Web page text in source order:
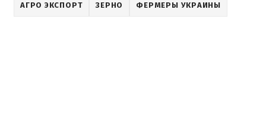
АГРО ЭКСПОРТ ЗЕРНО ФЕРМЕРЫ УКРАИНЫ